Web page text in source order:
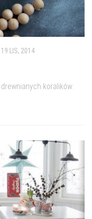
19 LIS, 2014
koralików.